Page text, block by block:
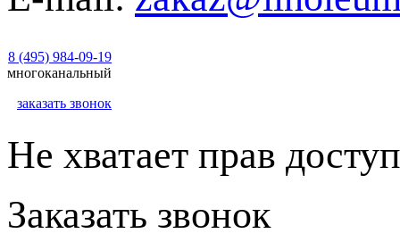
8 (495) 984-09-19
многоканальный
заказать звонок
Не хватает прав
Заказать звонок